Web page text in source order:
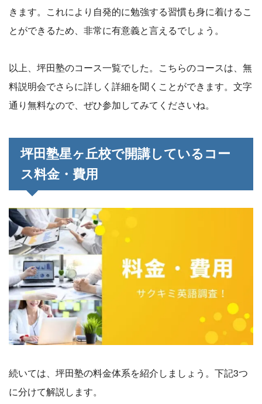
きます。これにより自発的に勉強する習慣も身に着けるこ
とができるため、非常に有意義と言えるでしょう。
以上、坪田塾のコース一覧でした。こちらのコースは、無
料説明会でさらに詳しく詳細を聞くことができます。文字
通り無料なので、ぜひ参加してみてくださいね。
坪田塾星ヶ丘校で開講しているコー
ス料金・費用
続いては、坪田塾の料金体系を紹介しましょう。下記3つ
に分けて解説します。